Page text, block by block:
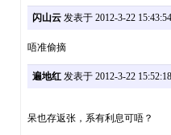
闪山云发表于 2012-3-22 15:43:54
唔准偷摘
遍地红发表于 2012-3-22 15:52:18
呆也存返张，系有利息可唔？